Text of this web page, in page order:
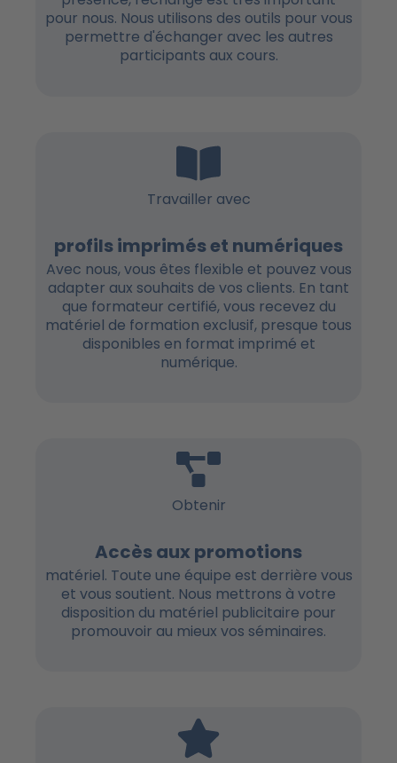
pour nous. Nous utilisons des outils pour vous
permettre d'échanger avec les autres
participants aux cours.
Travailler avec
profils imprimés et numériques
Avec nous, vous êtes flexible et pouvez vous
adapter aux souhaits de vos clients. En tant
que formateur certifié, vous recevez du
matériel de formation exclusif, presque tous
disponibles en format imprimé et
numérique.
Obtenir
Accès aux promotions
matériel. Toute une équipe est derrière vous
et vous soutient. Nous mettrons à votre
disposition du matériel publicitaire pour
promouvoir au mieux vos séminaires.